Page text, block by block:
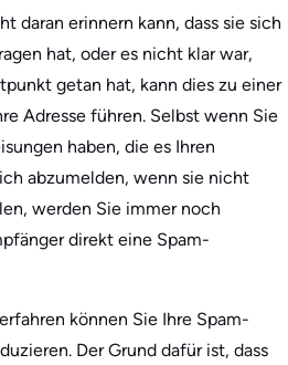
daran erinnern kann, dass sie sich
hat, oder es nicht klar war,
getan hat, kann dies zu einer
Adresse führen. Selbst wenn Sie
haben, die es Ihren
abzumelden, wenn sie nicht
werden Sie immer noch
direkt eine Spam-
können Sie Ihre Spam-
Der Grund dafür ist, dass